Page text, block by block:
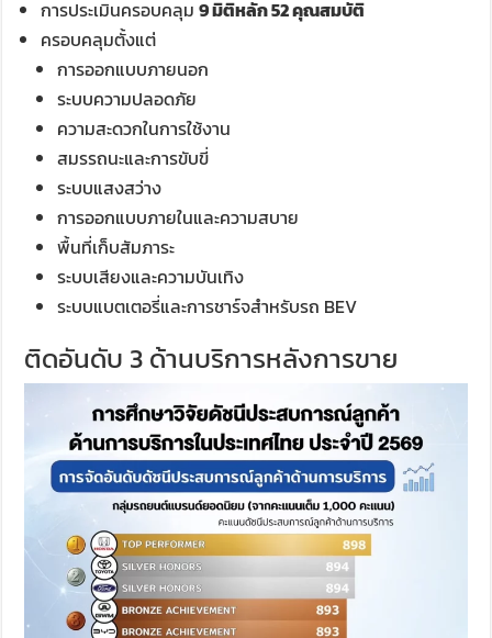
การประเมินครอบคลุม9 มิติหลัก 52 คุณสมบัติ
ครอบคลุมตั้งแต่
การออกแบบภายนอก
ระบบความปลอดภัย
ความสะดวกในการใช้งาน
สมรรถนะและการขับขี่
ระบบแสงสว่าง
การออกแบบภายในและความสบาย
พื้นที่เก็บสัมภาระ
ระบบเสียงและความบันเทิง
ระบบแบตเตอรี่และการชาร์จสำหรับรถ BEV
ติดอันดับ 3 ด้านบริการหลังการขาย